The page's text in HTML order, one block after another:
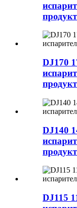
DJ170
DJ140
DJ115